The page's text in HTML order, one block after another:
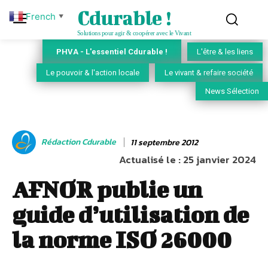
Cdurable !
Solutions pour agir & coopérer avec le Vivant
PHVA - L'essentiel Cdurable ! L'être & les liens
Le pouvoir & l'action locale Le vivant & refaire société
News Sélection
Rédaction Cdurable 11 septembre 2012
Actualisé le :25 janvier 2024
AFNOR publie un
guide d’utilisation de
la norme ISO 26000
French ▼